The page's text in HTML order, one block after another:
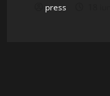
press